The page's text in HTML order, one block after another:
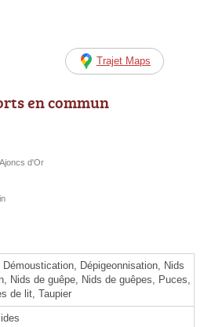
Trajet Maps
en commun
d'Or
Démoustication, Dépigeonnisation, Nids
Nids de guêpe, Nids de guêpes, Puces,
de lit, Taupier